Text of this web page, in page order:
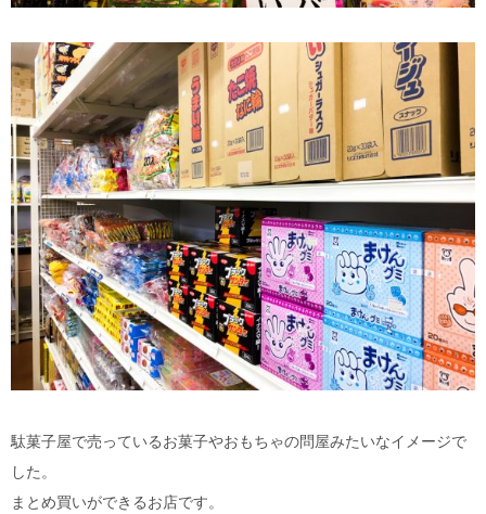
駄菓子屋で売っているお菓子やおもちゃの問屋みたいなイメージで
した。
まとめ買いができるお店です。